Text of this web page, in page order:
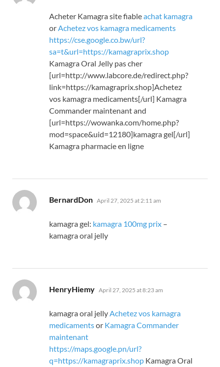
Acheter Kamagra site fiableachat kamagra
orAchetez vos kamagra medicaments
https://cse.google.co.bw/url?
sa=t&url=https://kamagraprix.shop
Kamagra Oral Jelly pas cher
[url=http://www.labcore.de/redirect.php?
link=https://kamagraprix.shop]Achetez
vos kamagra medicaments[/url] Kamagra
Commander maintenant and
[url=https://wowanka.com/home.php?
mod=space&uid=12180]kamagra gel[/url]
Kamagra pharmacie en ligne
BernardDon says:
April 27, 2025 at 2:11 am
kamagra gel: kamagra 100mg prix –
kamagra oral jelly
HenryHiemy says:
April 27, 2025 at 8:23 am
kamagra oral jellyAchetez vos kamagra
medicamentsor Kamagra Commander
maintenant
https://maps.google.pn/url?
q=https://kamagraprix.shop Kamagra Oral